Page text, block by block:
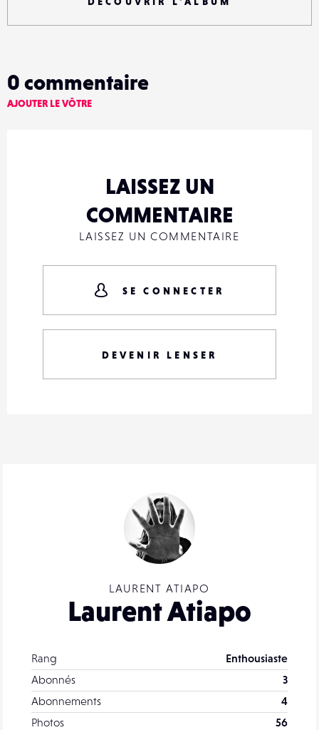
LAURENT ATIAPO
Laurent Atiapo
Rang
Enthousiaste
Abonnés
3
Abonnements
4
Photos
56
0 commentaire
AJOUTER LE VÔTRE
LAISSEZ UN
COMMENTAIRE
LAISSEZ UN COMMENTAIRE
SE CONNECTER
DEVENIR LENSER